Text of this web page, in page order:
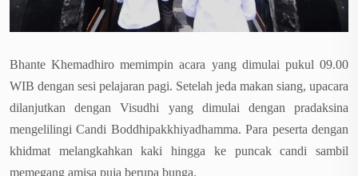
Bhante Khemadhiro memimpin acara yang dimulai pukul 09.00
WIB dengan sesi pelajaran pagi. Setelah jeda makan siang, upacara
dilanjutkan dengan Visudhi yang dimulai dengan pradaksina
mengelilingi Candi Boddhipakkhiyadhamma. Para peserta dengan
khidmat melangkahkan kaki hingga ke puncak candi sambil
memegang amisa puja berupa bunga.